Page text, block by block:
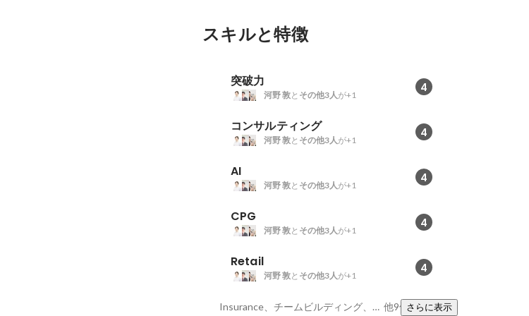
スキルと特徴
突破力 4
河野 敦と その他3人が+1
コンサルティング 4
河野 敦と その他3人が+1
AI 4
河野 敦と その他3人が+1
CPG 4
河野 敦と その他3人が+1
Retail 4
河野 敦と その他3人が+1
Insurance、チームビルディング、ツッコミ 他9件さらに表示